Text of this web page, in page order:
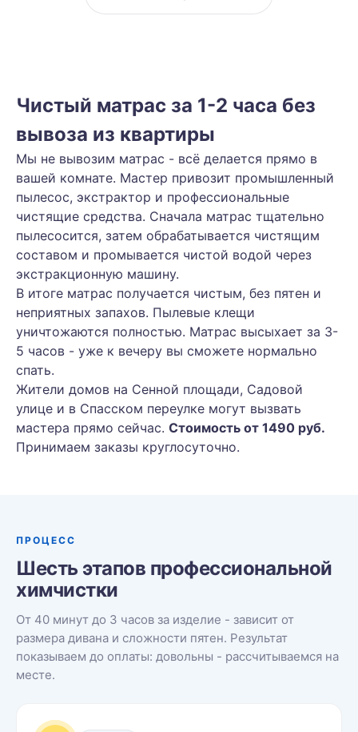
Чистый матрас за 1-2 часа без
вывоза из квартиры
Мы не вывозим матрас - всё делается прямо в
вашей комнате. Мастер привозит промышленный
пылесос, экстрактор и профессиональные
чистящие средства. Сначала матрас тщательно
пылесосится, затем обрабатывается чистящим
составом и промывается чистой водой через
экстракционную машину.
В итоге матрас получается чистым, без пятен и
неприятных запахов. Пылевые клещи
уничтожаются полностью. Матрас высыхает за 3-
5 часов - уже к вечеру вы сможете нормально
спать.
Жители домов на Сенной площади, Садовой
улице и в Спасском переулке могут вызвать
мастера прямо сейчас. Стоимость от 1490 руб.
Принимаем заказы круглосуточно.
ПРОЦЕСС
Шесть этапов профессиональной
химчистки
От 40 минут до 3 часов за изделие - зависит от
размера дивана и сложности пятен. Результат
показываем до оплаты: довольны - рассчитываемся на
месте.